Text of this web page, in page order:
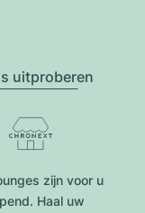
uitproberen
zijn voor u
Haal uw